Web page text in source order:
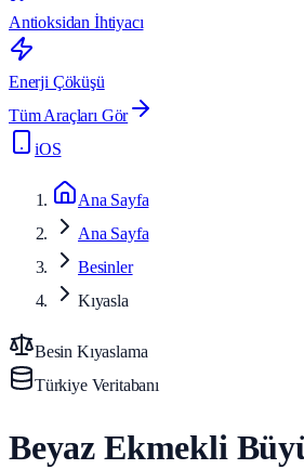
Antioksidan İhtiyacı
Enerji Çöküşü
Tüm Araçları Gör
iOS
Ana Sayfa
Ana Sayfa
Besinler
Kıyasla
Besin Kıyaslama
Türkiye Veritabanı
Beyaz Ekmekli